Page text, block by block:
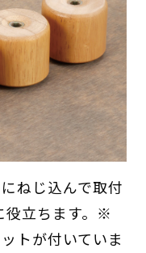
ねじ込んで取付
役立ちます。※
トが付いていま